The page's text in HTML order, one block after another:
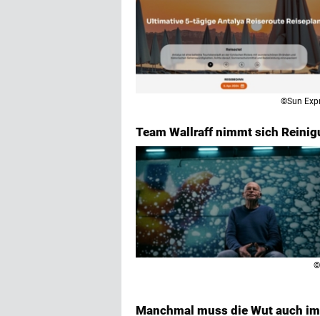
©Sun
Team Wallraff nimmt sich
Manchmal muss die Wut auch